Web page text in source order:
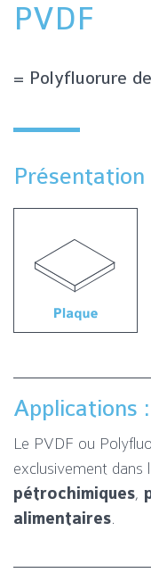
PVDF
= Polyfluorure
Présentation
Applications :
Le PVDF ou
exclusivement dans
pétrochimiques,
alimentaires.